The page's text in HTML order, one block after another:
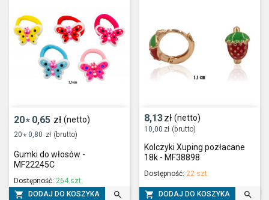
20* 0,65 zł (netto)
20 * 0,80 zł (brutto)
Gumki do włosów -
MF22245C
Dostępność: 264 szt.
 DODAJ DO KOSZYKA 
8,13zł (netto)
10,00 zł (brutto)
Kolczyki Xuping pozłacane
18k - MF38898
Dostępność: 22 szt.
 DODAJ DO KOSZYKA 